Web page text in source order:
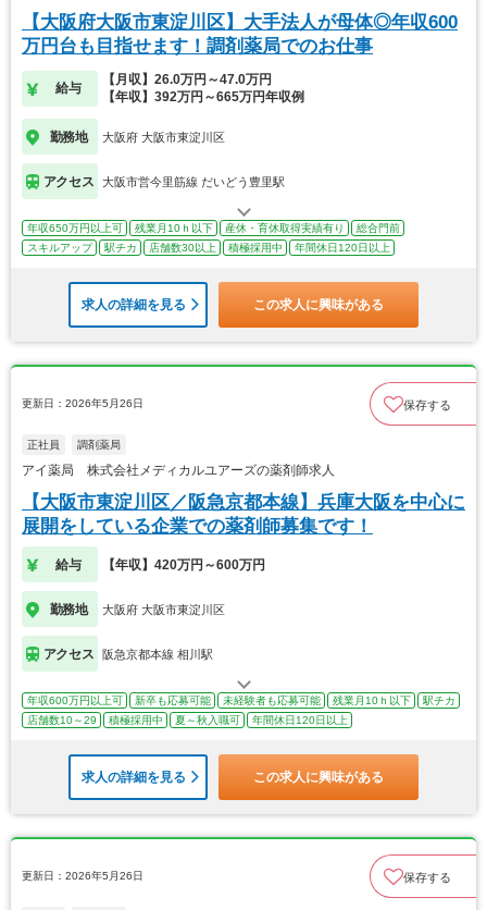
【大阪府大阪市東淀川区】大手法人が母体◎年収600
万円台も目指せます！調剤薬局でのお仕事
給与
【月収】26.0万円～47.0万円
【年収】392万円～665万円年収例
勤務地 大阪府 大阪市東淀川区
アクセス 大阪市営今里筋線 だいどう豊里駅
年収650万円以上可 残業月10ｈ以下 産休・育休取得実績有り
総合門前
スキルアップ
駅チカ 店舗数30以上 積極採用中 年間休日120日以上
求人の詳細を見る この求人に興味がある
更新日：2026年5月26日 保存する
正社員 調剤薬局
アイ薬局 株式会社メディカルユアーズの薬剤師求人
【大阪市東淀川区／阪急京都本線】兵庫大阪を中心に
展開をしている企業での薬剤師募集です！
給与 【年収】420万円～600万円
勤務地 大阪府 大阪市東淀川区
アクセス 阪急京都本線 相川駅
年収600万円以上可 新卒も応募可能 未経験者も応募可能 残業月10ｈ以下
駅チカ
店舗数10～29
積極採用中 夏～秋入職可 年間休日120日以上
求人の詳細を見る この求人に興味がある
更新日：2026年5月26日 保存する